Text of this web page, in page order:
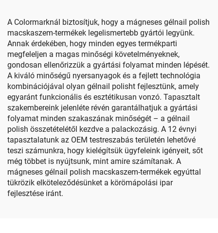
A Colormarknál biztosítjuk, hogy a mágneses gélnail polish
macskaszem-termékek legelismertebb gyártói legyünk.
Annak érdekében, hogy minden egyes termékparti
megfeleljen a magas minőségi követelményeknek,
gondosan ellenőrizzük a gyártási folyamat minden lépését.
A kiváló minőségű nyersanyagok és a fejlett technológia
kombinációjával olyan gélnail polisht fejlesztünk, amely
egyaránt funkcionális és esztétikusan vonzó. Tapasztalt
szakembereink jelenléte révén garantálhatjuk a gyártási
folyamat minden szakaszának minőségét – a gélnail
polish összetételétől kezdve a palackozásig. A 12 évnyi
tapasztalatunk az OEM testreszabás területén lehetővé
teszi számunkra, hogy kielégítsük ügyfeleink igényeit, sőt
még többet is nyújtsunk, mint amire számítanak. A
mágneses gélnail polish macskaszem-termékek egyúttal
tükrözik elköteleződésünket a körömápolási ipar
fejlesztése iránt.